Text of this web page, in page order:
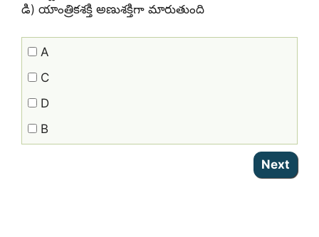
డి) యాంత్రికశక్తి అణుశక్తిగా మారుతుంది
A
C
D
B